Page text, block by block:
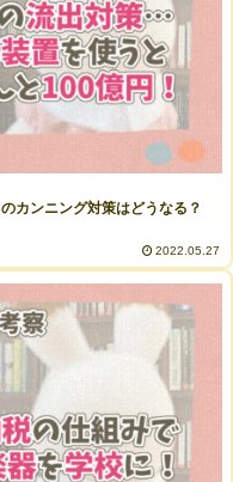
カンニング対策はどうなる？
2022.05.27